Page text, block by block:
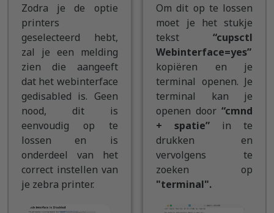
Zodra je de optie
printers
geselecteerd hebt,
zal je een melding
zien die aangeeft
dat het webinterface
gedisabled is. Geen
nood, dit is
eenvoudig op te
lossen en is
onderdeel van het
correct instellen van
je zebra printer.
Om dit op te lossen
moet je het stukje
tekst“cupsctl
Webinterface=yes”
kopiëren en je
terminal openen. Je
terminal kan je
openen door “cmnd
+ spatie” in te
drukken en
vervolgens te
zoeken op
"terminal".